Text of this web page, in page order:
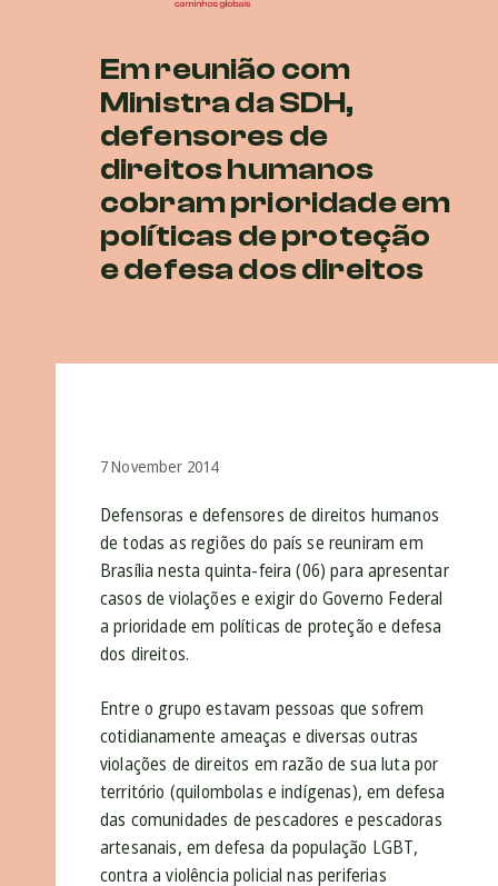
Em reunião com
Ministra da SDH,
defensores de
direitos humanos
cobram prioridade em
políticas de proteção
e defesa dos direitos
7 November 2014
Defensoras e defensores de direitos humanos
de todas as regiões do país se reuniram em
Brasília nesta quinta-feira (06) para apresentar
casos de violações e exigir do Governo Federal
a prioridade em políticas de proteção e defesa
dos direitos.
Entre o grupo estavam pessoas que sofrem
cotidianamente ameaças e diversas outras
violações de direitos em razão de sua luta por
território (quilombolas e indígenas), em defesa
das comunidades de pescadores e pescadoras
artesanais, em defesa da população LGBT,
contra a violência policial nas periferias